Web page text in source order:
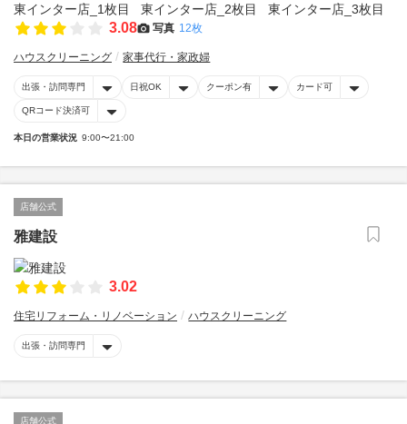
3.08 写真 12枚
ハウスクリーニング 家事代行・家政婦
出張・訪問専門 日祝OK クーポン有 カード可
QRコード決済可
本日の営業状況 9:00〜21:00
店舗公式
雅建設
3.02
住宅リフォーム・リノベーション ハウスクリーニング
出張・訪問専門
店舗公式